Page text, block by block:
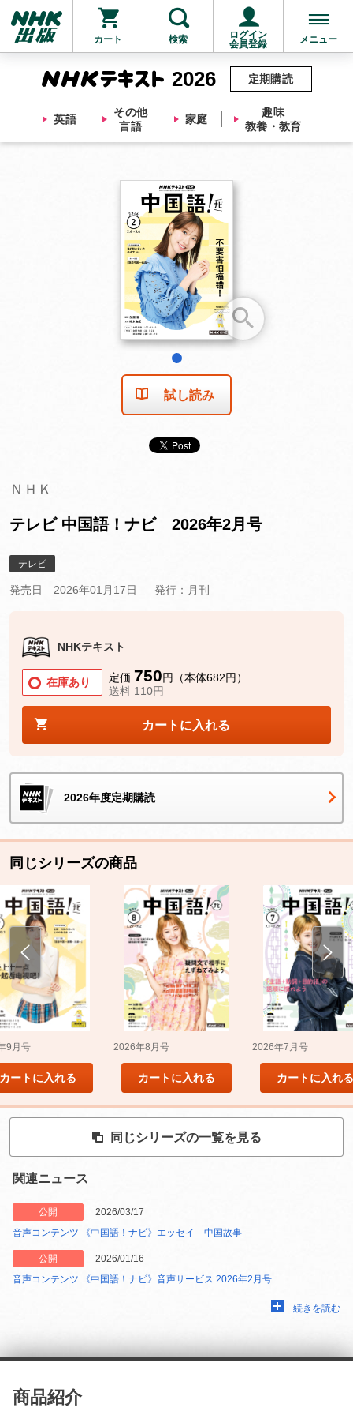
カート 検索
ログイン
会員登録
メニュー
2026
英語
その他
言語
家庭
趣味
教養・教育
定期購読
他にも商品を買う
試し読み
ＮＨＫ
テレビ 中国語！ナビ 2026年2月号
テレビ
発売日 2026年01月17日 発行：月刊
NHKテキスト
在庫あり 定価 750円（本体682円）
送料 110円
カートに入れる
2026年度定期購読
同じシリーズの商品
9月号
カートに入れる
2026年8月号
カートに入れる
2026年7月号
カートに入れる
同じシリーズの一覧を見る
関連ニュース
公開
2026/03/17
音声コンテンツ 《中国語！ナビ》エッセイ 中国故事
公開
2026/01/16
音声コンテンツ 《中国語！ナビ》音声サービス 2026年2月号
続きを読む
商品紹介